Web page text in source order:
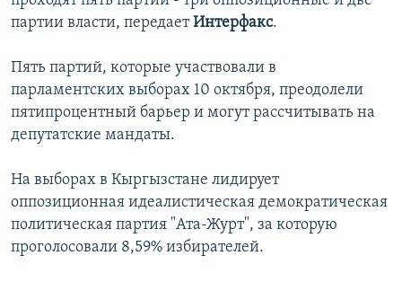
MULTIMEDIA
İNFOQRAFIKA
KARIKATURA
AZƏRBAYCAN ƏDƏBIYYATI KITABXANASI
İSLAM VƏ DEMOKRATIYA
İZ - MƏDƏNIYYƏT PROQRAMI
HAQQIMIZDA
MISSIYAMIZ
PEŞƏ ETIKASI VƏ JURNALISTIKA STANDARTLARIMIZ
MATERIALLARIMIZDAN ISTIFADƏ
AZADLIQRADIOSU MOBIL TELEFONUNUZDA
BIZIMLƏ ƏLAQƏ
BIZI IZLƏ
RFE/RL-in bütün saytları
партии власти, передаетИнтерфакс.
Пять партий, которые участвовали в
парламентских выборах 10 октября, преодолели
пятипроцентный барьер и могут рассчитывать на
депутатские мандаты.
На выборах в Кыргызстане лидирует
оппозиционная идеалистическая демократическая
политическая партия "Ата-Журт", за которую
проголосовали 8,59% избирателей.